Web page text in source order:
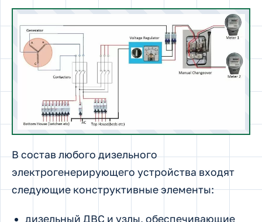
В состав любого дизельного
электрогенерирующего устройства входят
следующие конструктивные элементы:
дизельный ДВС и узлы, обеспечивающие